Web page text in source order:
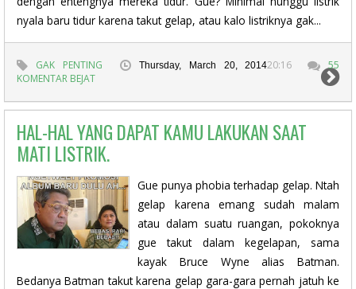
nyala baru tidur karena takut gelap, atau kalo listriknya gak...
GAK PENTING Thursday, March 20, 201420:16
55
KOMENTAR BEJAT
HAL-HAL YANG DAPAT KAMU LAKUKAN SAAT
MATI LISTRIK.
Gue punya phobia terhadap gelap. Ntah
gelap karena emang sudah malam
atau dalam suatu ruangan, pokoknya
gue takut dalam kegelapan, sama
kayak Bruce Wyne alias Batman.
Bedanya Batman takut karena gelap gara-gara pernah jatuh ke